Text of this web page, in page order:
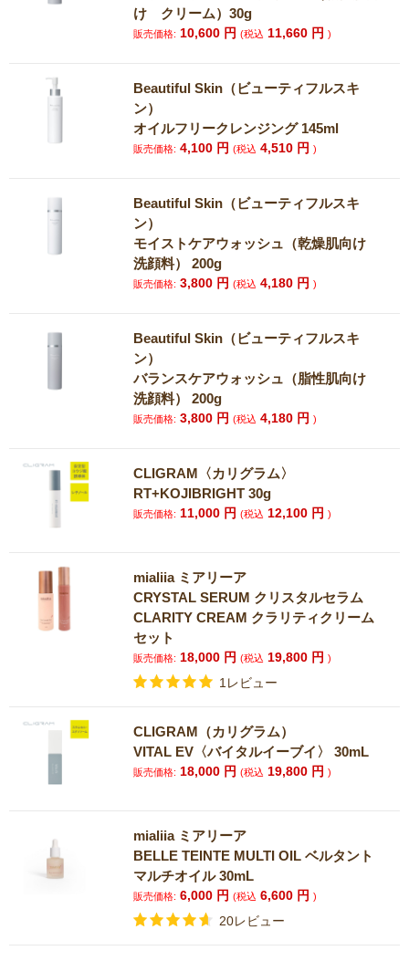
け クリーム）30g
販売価格: 10,600 円(税込 11,660 円)
Beautiful Skin（ビューティフルスキ
ン）
オイルフリークレンジング 145ml
販売価格: 4,100 円(税込 4,510 円)
Beautiful Skin（ビューティフルスキ
ン）
モイストケアウォッシュ（乾燥肌向け
洗顔料） 200g
販売価格: 3,800 円(税込 4,180 円)
Beautiful Skin（ビューティフルスキ
ン）
バランスケアウォッシュ（脂性肌向け
洗顔料） 200g
販売価格: 3,800 円(税込 4,180 円)
CLIGRAM〈カリグラム〉
RT+KOJIBRIGHT 30g
販売価格: 11,000 円(税込 12,100 円)
mialiia ミアリーア
CRYSTAL SERUM クリスタルセラム
CLARITY CREAM クラリティクリーム
セット
販売価格: 18,000 円(税込 19,800 円)
1レビュー
CLIGRAM（カリグラム）
VITAL EV〈バイタルイーブイ〉 30mL
販売価格: 18,000 円(税込 19,800 円)
mialiia ミアリーア
BELLE TEINTE MULTI OIL ベルタント
マルチオイル 30mL
販売価格: 6,000 円(税込 6,600 円)
20レビュー